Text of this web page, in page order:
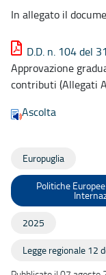
In allegato il
D.D. n. 104 del
Approvazione
contributi (Allegati
Ascolta
Europuglia
Politiche
2025
Legge regionale 12